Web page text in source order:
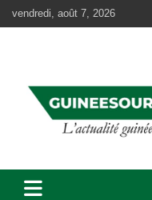
au
vendredi, août 7, 2026